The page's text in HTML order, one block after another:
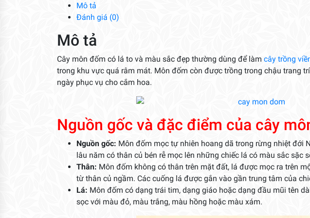
Mô tả
Đánh giá (0)
Mô tả
Cây môn đốm có lá to và màu sắc đẹp thường dùng để làm cây trồng
trong khu vực quá râm mát. Môn đốm còn được trồng trong chậu trang
ngày phục vụ cho cắm hoa.
Nguồn gốc và đặc điểm của cây
Nguồn gốc: Môn đốm mọc tự nhiên hoang dã trong rừng nhiệt đới
lâu năm có thân củ bén rễ mọc lên những chiếc lá có màu sắc sặc
Thân: Môn đốm không có thân trên mặt đất, lá được mọc ra trên
từ thân củ ngầm. Các cuống lá được gắn vào gần trung tâm của
Lá: Môn đốm có dạng trái tim, dạng giáo hoặc dạng đầu mũi tên
sọc với màu đỏ, màu trắng, màu hồng hoặc màu xám.